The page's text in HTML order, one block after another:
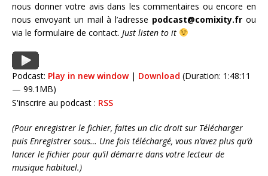
nous donner votre avis dans les commentaires ou encore en
nous envoyant un mail à l’adresse podcast@comixity.fr ou
via le formulaire de contact. Just listen to it
Podcast: Play in new window| Download (Duration: 1:48:11
— 99.1MB)
S'inscrire au podcast : RSS
(Pour enregistrer le fichier, faites un clic droit sur Télécharger
puis Enregistrer sous… Une fois téléchargé, vous n’avez plus qu’à
lancer le fichier pour qu’il démarre dans votre lecteur de
musique habituel.)